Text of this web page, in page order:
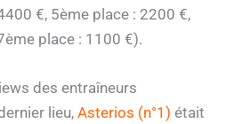
€, 5ème place : 2200 €,
place : 1100 €).
des entraîneurs
lieu, Asterios (n°1) était